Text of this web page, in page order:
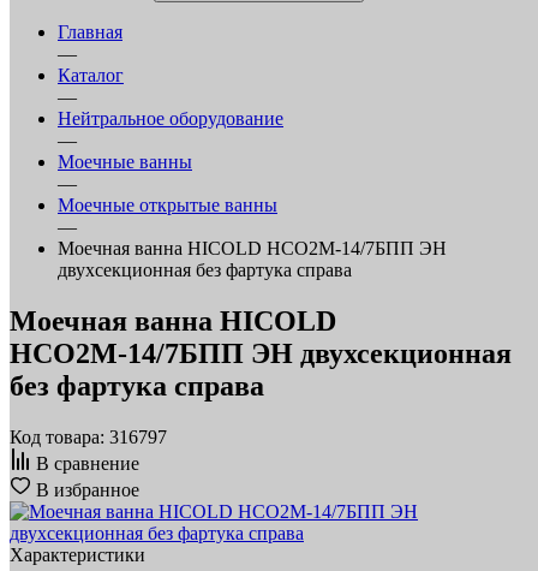
Главная
—
Каталог
—
Нейтральное оборудование
—
Моечные ванны
—
Моечные открытые ванны
—
Моечная ванна HICOLD НСО2М-14/7БПП ЭН
двухсекционная без фартука справа
Моечная ванна HICOLD
НСО2М-14/7БПП ЭН двухсекционная
без фартука справа
Код товара: 316797
В сравнение
В избранное
Характеристики